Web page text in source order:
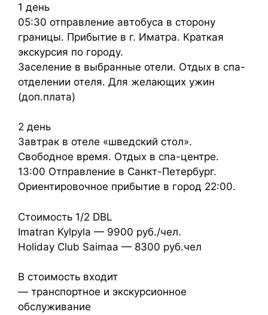
1 день
05:30 отправление автобуса в сторону
границы. Прибытие в г. Иматра. Краткая
экскурсия по городу.
Заселение в выбранные отели. Отдых в спа-
отделении отеля. Для желающих ужин
(доп.плата)
2 день
Завтрак в отеле «шведский стол».
Свободное время. Отдых в спа-центре.
13:00 Отправление в Санкт-Петербург.
Ориентировочное прибытие в город 22:00.
Стоимость 1/2 DBL
Imatran Kylpyla — 9900 руб./чел.
Holiday Club Saimaa — 8300 руб.чел
В стоимость входит
— транспортное и экскурсионное
обслуживание